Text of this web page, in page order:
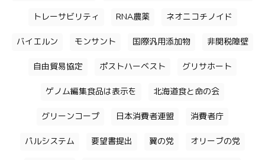
トレーサビリティ RNA農薬 ネオニコチノイド
バイエルン モンサント 国際汎用添加物 非関税障壁
自由貿易協定 ポストハーベスト グリサホート
ゲノム編集食品は表示を 北海道食と命の会
グリーンコープ 日本消費者連盟 消費者庁
パルシステム 要望書提出 翼の党 オリーブの党